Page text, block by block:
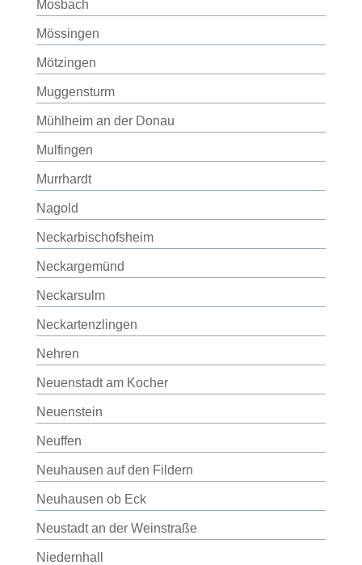
Mosbach
Mössingen
Mötzingen
Muggensturm
Mühlheim an der Donau
Mulfingen
Murrhardt
Nagold
Neckarbischofsheim
Neckargemünd
Neckarsulm
Neckartenzlingen
Nehren
Neuenstadt am Kocher
Neuenstein
Neuffen
Neuhausen auf den Fildern
Neuhausen ob Eck
Neustadt an der Weinstraße
Niedernhall